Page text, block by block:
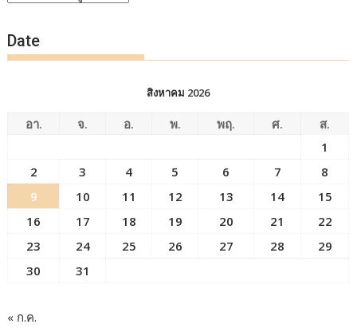
Date
สิงหาคม 2026
อา. จ. อ. พ. พฤ. ศ.
ส.
1
2
3 4 5 6 7
8
9
10 11 12 13 14
15
16
17 18 19 20 21
22
23
24 25 26 27 28
29
30
31
« ก.ค.